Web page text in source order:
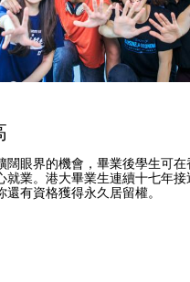
闊眼界的機會，畢業後學生可
就業。港大畢業生連續十七年接
有資格獲得永久居留權。